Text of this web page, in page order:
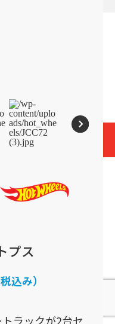
プス
込み）
ラックが2台セ